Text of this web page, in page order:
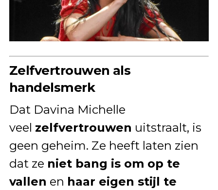
Zelfvertrouwen als
handelsmerk
Dat Davina Michelle
veel zelfvertrouwen uitstraalt, is
geen geheim. Ze heeft laten zien
dat ze niet bang is om op te
vallen en haar eigen stijl te